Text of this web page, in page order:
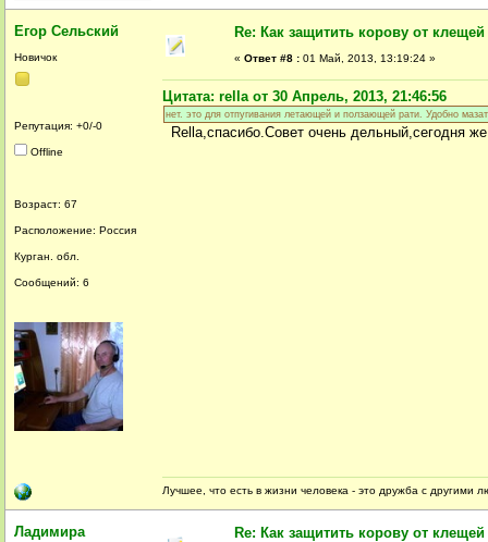
Егор Сельский
Новичок
Репутация: +0/-0
Offline
Возраст: 67
Расположение: Россия
Курган. обл.
Сообщений: 6
Re: Как защитить корову от клещей
« Ответ #8 : 01 Май, 2013, 13:19:24 »
Цитата: rella от 30 Апрель, 2013, 21:46:56
нет. это для отпугивания летающей и ползающей рати. Удобно
Rella,спасибо.Совет очень дельный,сегодня
Лучшее, что есть в жизни человека - это дружба с другими
Ладимира Re: Как защитить корову от клещей